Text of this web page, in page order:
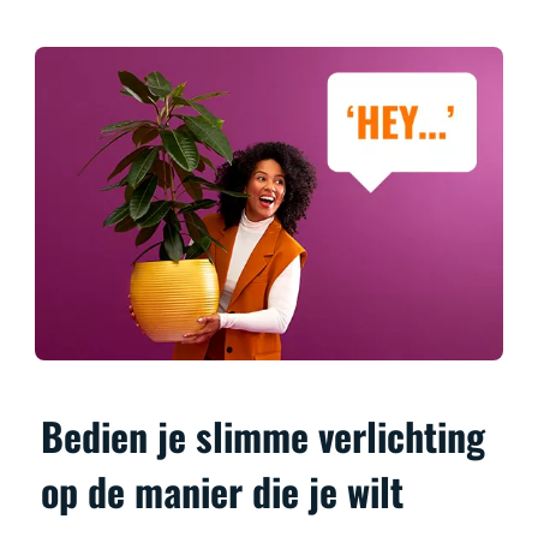
Bedien je slimme verlichting
op de manier die je wilt